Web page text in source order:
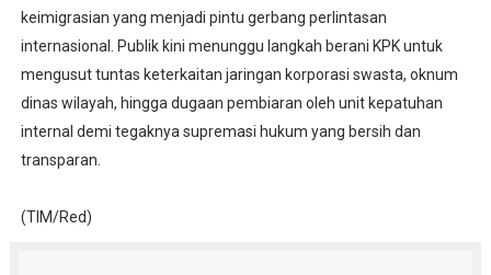
keimigrasian yang menjadi pintu gerbang perlintasan
internasional. Publik kini menunggu langkah berani KPK untuk
mengusut tuntas keterkaitan jaringan korporasi swasta, oknum
dinas wilayah, hingga dugaan pembiaran oleh unit kepatuhan
internal demi tegaknya supremasi hukum yang bersih dan
transparan.
(TIM/Red)